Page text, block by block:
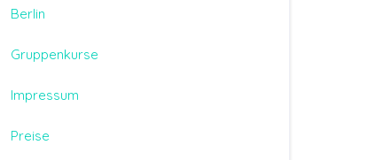
Berlin
Gruppenkurse
Impressum
Preise